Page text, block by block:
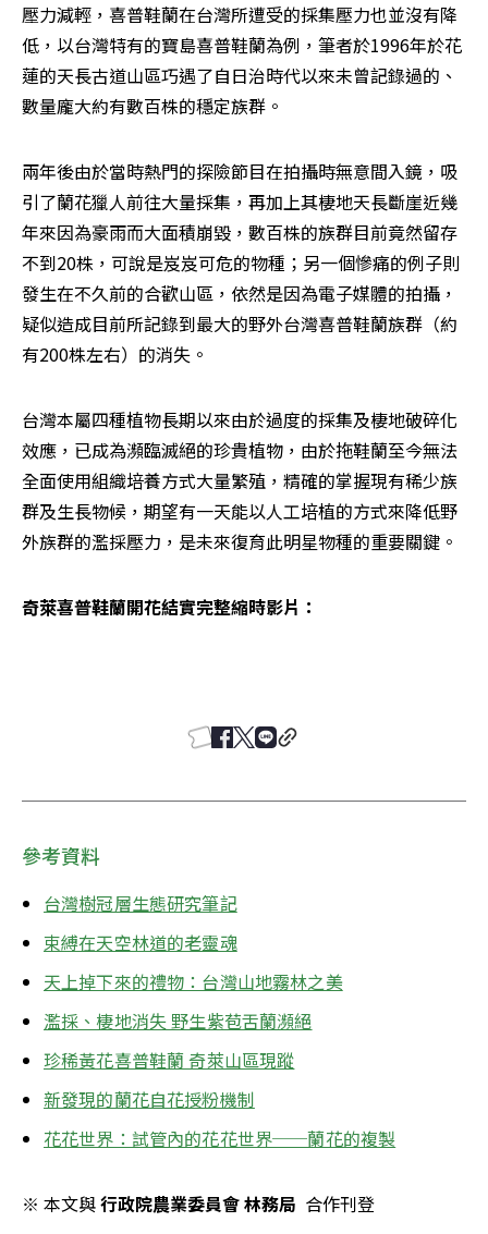
壓力減輕，喜普鞋蘭在台灣所遭受的採集壓力也並沒有降
低，以台灣特有的寶島喜普鞋蘭為例，筆者於1996年於花
蓮的天長古道山區巧遇了自日治時代以來未曾記錄過的、
數量龐大約有數百株的穩定族群。
兩年後由於當時熱門的探險節目在拍攝時無意間入鏡，吸
引了蘭花獵人前往大量採集，再加上其棲地天長斷崖近幾
年來因為豪雨而大面積崩毀，數百株的族群目前竟然留存
不到20株，可說是岌岌可危的物種；另一個慘痛的例子則
發生在不久前的合歡山區，依然是因為電子媒體的拍攝，
疑似造成目前所記錄到最大的野外台灣喜普鞋蘭族群（約
有200株左右）的消失。
台灣本屬四種植物長期以來由於過度的採集及棲地破碎化
效應，已成為瀕臨滅絕的珍貴植物，由於拖鞋蘭至今無法
全面使用組織培養方式大量繁殖，精確的掌握現有稀少族
群及生長物候，期望有一天能以人工培植的方式來降低野
外族群的濫採壓力，是未來復育此明星物種的重要關鍵。
奇萊喜普鞋蘭開花結實完整縮時影片：
參考資料
台灣樹冠層生態研究筆記
束縛在天空林道的老靈魂
天上掉下來的禮物：台灣山地霧林之美
濫採、棲地消失 野生紫苞舌蘭瀕絕
珍稀黃花喜普鞋蘭 奇萊山區現蹤
新發現的蘭花自花授粉機制
花花世界：試管內的花花世界──蘭花的複製
※ 本文與 行政院農業委員會 林務局 合作刊登